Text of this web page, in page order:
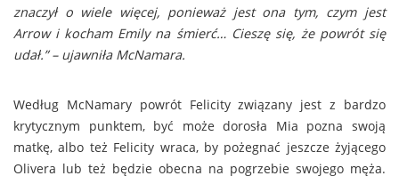
znaczył o wiele więcej, ponieważ jest ona tym, czym jest
Arrow i kocham Emily na śmierć… Cieszę się, że powrót się
udał.” – ujawniła McNamara.
Według McNamary powrót Felicity związany jest z bardzo
krytycznym punktem, być może dorosła Mia pozna swoją
matkę, albo też Felicity wraca, by pożegnać jeszcze żyjącego
Olivera lub też będzie obecna na pogrzebie swojego męża.